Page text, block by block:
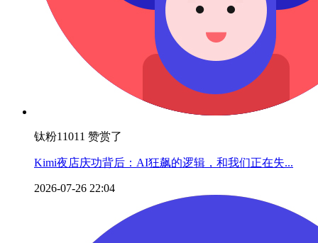
钛粉11011 赞赏了
Kimi夜店庆功背后：AI狂飙的逻辑，和我们正在失...
2026-07-26 22:04